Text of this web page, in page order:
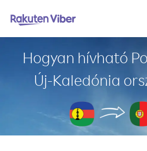
Hogyan hívható
Új-Kaledónia